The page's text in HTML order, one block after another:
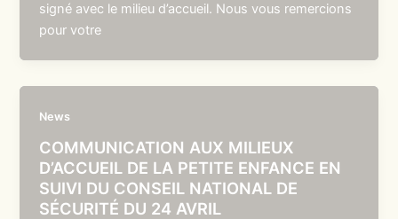
signé avec le milieu d’accueil. Nous vous remercions
pour votre
News
COMMUNICATION AUX MILIEUX
D’ACCUEIL DE LA PETITE ENFANCE EN
SUIVI DU CONSEIL NATIONAL DE
SÉCURITÉ DU 24 AVRIL